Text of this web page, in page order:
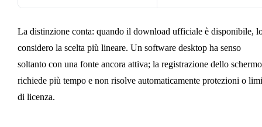
La distinzione conta: quando il download ufficiale è disponibile,
considero la scelta più lineare. Un software desktop ha senso
soltanto con una fonte ancora attiva; la registrazione dello schermo
richiede più tempo e non risolve automaticamente protezioni o
di licenza.